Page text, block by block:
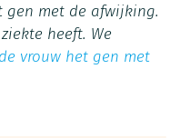
met de afwijking.
heeft. We
de vrouw het gen met